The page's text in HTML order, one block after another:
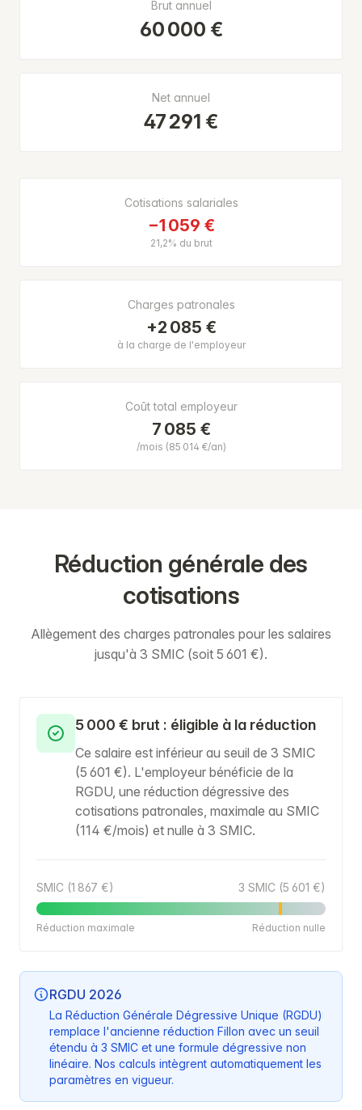
Brut annuel
60 000 €
Net annuel
47 291 €
Cotisations salariales
−1 059 €
21,2% du brut
Charges patronales
+2 085 €
à la charge de l'employeur
Coût total employeur
7 085 €
/mois (85 014 €/an)
Réduction générale des
cotisations
Allègement des charges patronales pour les salaires
jusqu'à 3 SMIC (soit 5 601 €).
5 000 € brut : éligible à la réduction
Ce salaire est inférieur au seuil de 3 SMIC
(5 601 €). L'employeur bénéficie de la
RGDU, une réduction dégressive des
cotisations patronales, maximale au SMIC
(114 €/mois) et nulle à 3 SMIC.
SMIC (1 867 €) 3 SMIC (5 601 €)
Réduction maximale Réduction nulle
RGDU 2026
La Réduction Générale Dégressive Unique (RGDU)
remplace l'ancienne réduction Fillon avec un seuil
étendu à 3 SMIC et une formule dégressive non
linéaire. Nos calculs intègrent automatiquement les
paramètres en vigueur.